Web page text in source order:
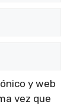
y web
vez que